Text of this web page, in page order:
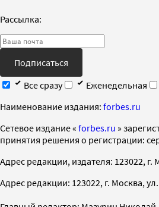
Рассылка:
Подписаться
Все сразу
Еженедельная
Наименование издания: forbes.ru
Cетевое издание « forbes.ru »
принятия решения о регистрации:
Адрес редакции, издателя: 123022, г.
Адрес редакции: 123022, г. Москва,